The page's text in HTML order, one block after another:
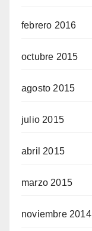
febrero 2016
octubre 2015
agosto 2015
julio 2015
abril 2015
marzo 2015
noviembre 2014